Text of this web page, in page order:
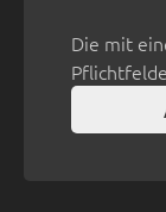
D
a
t
p
Die mit